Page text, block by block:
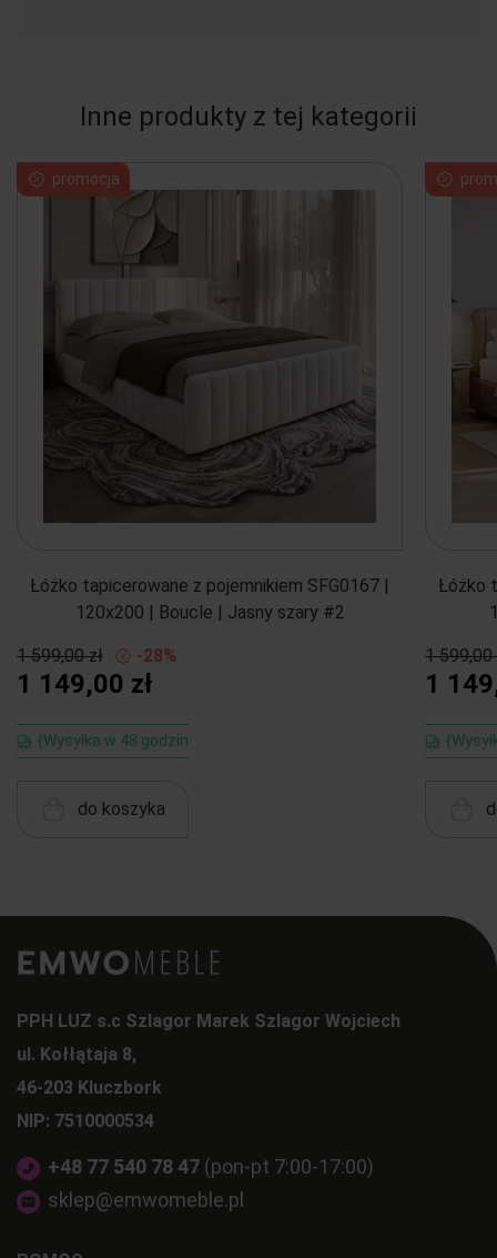
Inne produkty z tej kategorii
Łóżko tapicerowane z pojemnikiem SFG0167 |
120x200 | Boucle | Jasny szary #2
1 599,00 zł -28%
1 149,00 zł
{Wysyłka w 48 godzin
do koszyka
promocja
Łóżko
1 599,00
1
PPH LUZ s.c Szlagor Marek Szlagor Wojciech
ul. Kołłątaja 8,
46-203 Kluczbork
NIP: 7510000534
+48 77 540 78 47 (pon-pt 7:00-17:00)
sklep@emwomeble.pl